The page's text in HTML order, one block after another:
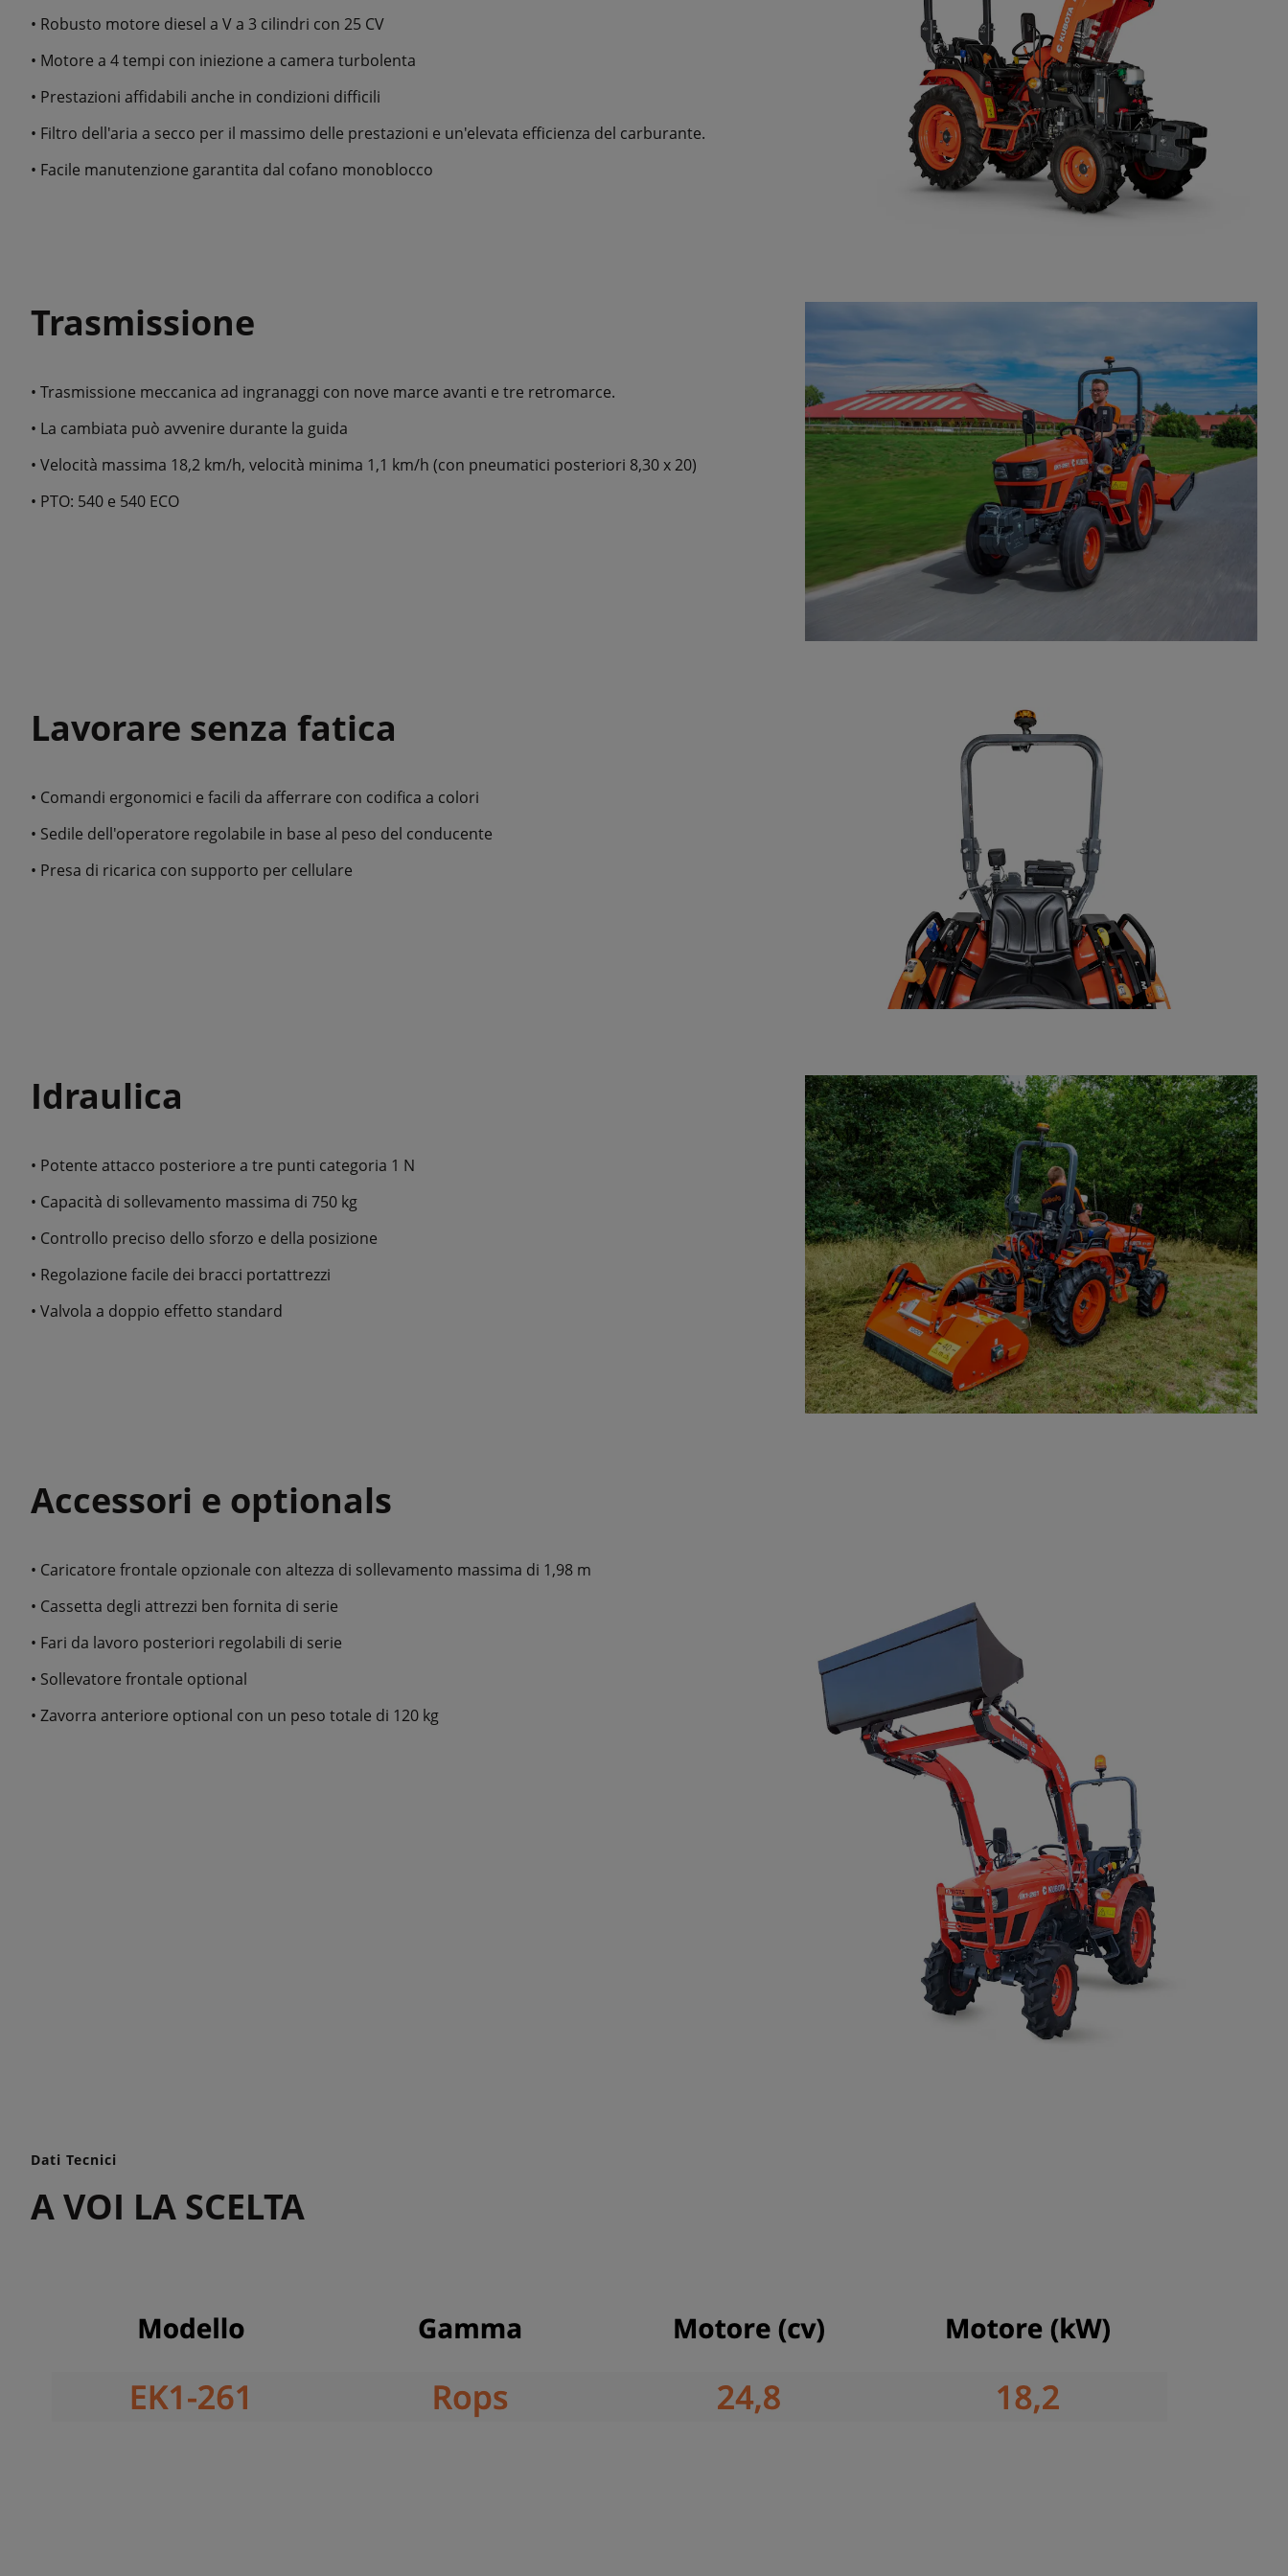
• Robusto motore diesel a V a 3 cilindri con 25 CV
• Motore a 4 tempi con iniezione a camera turbolenta
• Prestazioni affidabili anche in condizioni difficili
• Filtro dell'aria a secco per il massimo delle prestazioni e un'elevata efficienza del carburante.
• Facile manutenzione garantita dal cofano monoblocco
Trasmissione
• Trasmissione meccanica ad ingranaggi con nove marce avanti e tre retromarce.
• La cambiata può avvenire durante la guida
• Velocità massima 18,2 km/h, velocità minima 1,1 km/h (con pneumatici posteriori 8,30 x 20)
• PTO: 540 e 540 ECO
Lavorare senza fatica
• Comandi ergonomici e facili da afferrare con codifica a colori
• Sedile dell'operatore regolabile in base al peso del conducente
• Presa di ricarica con supporto per cellulare
Idraulica
• Potente attacco posteriore a tre punti categoria 1 N
• Capacità di sollevamento massima di 750 kg
• Controllo preciso dello sforzo e della posizione
• Regolazione facile dei bracci portattrezzi
• Valvola a doppio effetto standard
Accessori e optionals
• Caricatore frontale opzionale con altezza di sollevamento massima di 1,98 m
• Cassetta degli attrezzi ben fornita di serie
• Fari da lavoro posteriori regolabili di serie
• Sollevatore frontale optional
• Zavorra anteriore optional con un peso totale di 120 kg
Dati Tecnici
A VOI LA SCELTA